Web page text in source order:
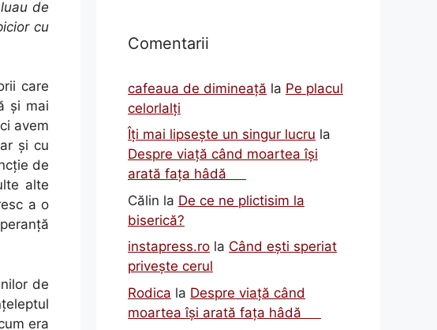
de
cu
care
şi mai
avem
şi cu
de
alte
a o
de
era
Comentarii
cafeaua de dimineață la Pe placul
celorlalți
Îți mai lipsește un singur lucru la
Despre viață când moartea își
arată fața hâdă
Călin la De ce ne plictisim la
biserică?
instapress.ro la Când ești speriat
privește cerul
Rodica la Despre viață când
moartea își arată fața hâdă